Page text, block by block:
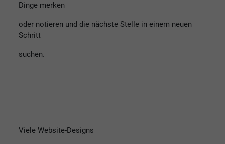
Dinge merken
oder notieren und die nächste Stelle in einem neuen
Schritt
suchen.
Viele Website-Designs